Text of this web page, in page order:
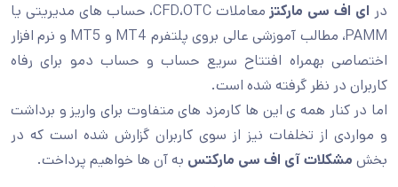
در ای اف سی مارکتز
معاملات CFD،OTC، حساب های مدیریتی یا
PAMM، مطالب آموزشی عالی بروی پلتفرم MT4 و MT5 و نرم افزار
اختصاصی بهمراه افتتاح سریع حساب و حساب دمو برای رفاه
کاربران در نظر گرفته شده است.
اما در کنار همه ی این ها کارمزد های متفاوت برای واریز و برداشت
و مواردی از تخلفات نیز از سوی کاربران گزارش شده است که در
بخش مشکلات آی اف سی مارکتس به آن ها خواهیم پرداخت.